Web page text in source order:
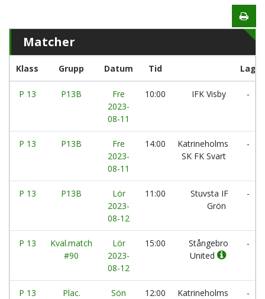
Matcher
Klass Grupp Datum Tid Lag
P 13 P13B
Fre
2023-
08-11
10:00 IFK Visby -
P 13 P13B
Fre
2023-
08-11
14:00
Katrineholms
SK FK Svart
-
P 13 P13B
Lör
2023-
08-12
11:00
Stuvsta IF
Grön
-
P 13
Kval.match
#90
Lör
2023-
08-12
15:00
Stångebro
United
-
P 13
Plac.
Sön
12:00
Katrineholms
-